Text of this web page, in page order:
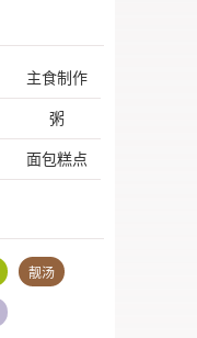
主食制作
粥
面包糕点
靓汤